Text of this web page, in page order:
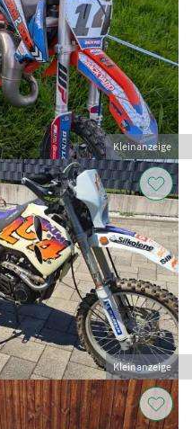
Kleinanzeige
Kleinanzeige